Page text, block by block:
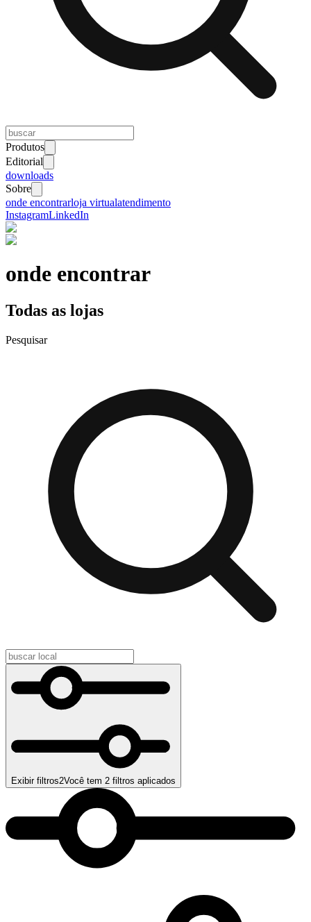
Produtos
Editorial
downloads
Sobre
onde encontrarloja virtualatendimento
InstagramLinkedIn
onde encontrar
Todas as lojas
Pesquisar
Exibir filtros2Você tem 2 filtros aplicados